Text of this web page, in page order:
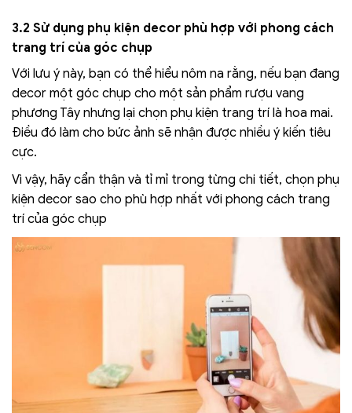
3.2 Sử dụng phụ kiện decor phù hợp với phong cách
trang trí của góc chụp
Với lưu ý này, bạn có thể hiểu nôm na rằng, nếu bạn đang
decor một góc chụp cho một sản phẩm rượu vang
phương Tây nhưng lại chọn phụ kiện trang trí là hoa mai.
Điều đó làm cho bức ảnh sẽ nhận được nhiều ý kiến tiêu
cực.
Vì vậy, hãy cẩn thận và tỉ mỉ trong từng chi tiết, chọn phụ
kiện decor sao cho phù hợp nhất với phong cách trang
trí của góc chụp